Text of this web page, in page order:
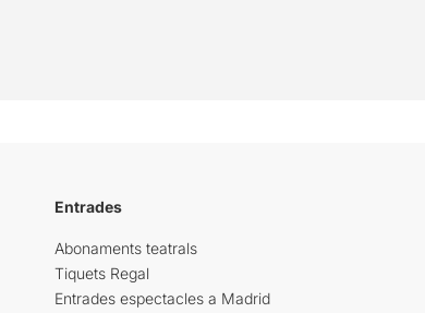
Entrades
Abonaments teatrals
Tiquets Regal
Entrades espectacles a Madrid